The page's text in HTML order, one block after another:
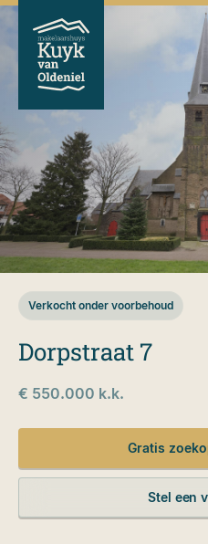
Verkocht onder voorbehoud
Dorpstraat 7
€ 550.000 k.k.
Gratis
Stel een